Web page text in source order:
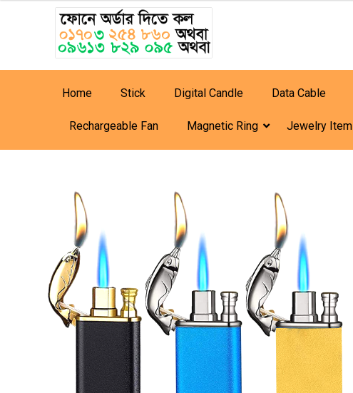
Home Stick Digital Candle Data Cable
Rechargeable Fan Magnetic Ring Jewelry Item